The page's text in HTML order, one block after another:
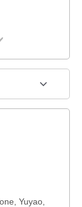
Yuyao,